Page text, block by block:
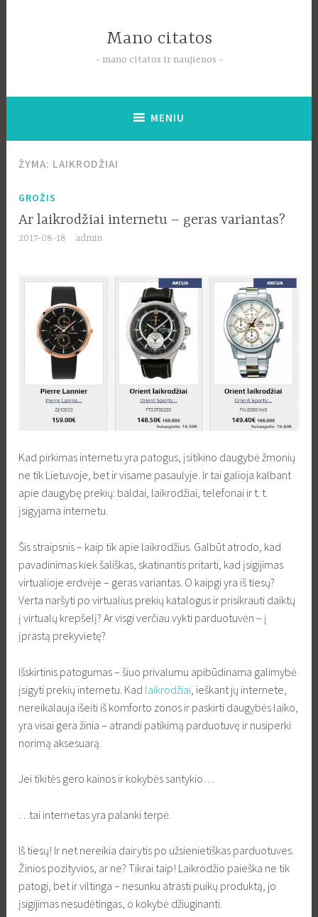
Mano citatos
mano citatos ir naujienos
MENIU
ŽYMA: LAIKRODŽIAI
GROŽIS
Ar laikrodžiai internetu – geras variantas?
2017-08-18 admin
Kad pirkimas internetu yra patogus, įsitikino daugybė žmonių
ne tik Lietuvoje, bet ir visame pasaulyje. Ir tai galioja kalbant
apie daugybę prekių: baldai, laikrodžiai, telefonai ir t. t.
įsigyjama internetu.
Šis straipsnis – kaip tik apie laikrodžius. Galbūt atrodo, kad
pavadinimas kiek šališkas, skatinantis pritarti, kad įsigijimas
virtualioje erdvėje – geras variantas. O kaipgi yra iš tiesų?
Verta naršyti po virtualius prekių katalogus ir prisikrauti daiktų
į virtualų krepšelį? Ar visgi verčiau vykti parduotuvėn – į
įprastą prekyvietę?
Išskirtinis patogumas – šiuo privalumu apibūdinama galimybė
įsigyti prekių internetu. Kad laikrodžiai , ieškant jų internete,
nereikalauja išeiti iš komforto zonos ir paskirti daugybės laiko,
yra visai gera žinia – atrandi patikimą parduotuvę ir nusiperki
norimą aksesuarą.
Jei tikitės gero kainos ir kokybės santykio…
…tai internetas yra palanki terpė.
Iš tiesų! Ir net nereikia dairytis po užsienietiškas parduotuves.
Žinios pozityvios, ar ne? Tikrai taip! Laikrodžio paieška ne tik
patogi, bet ir viltinga – nesunku atrasti puikų produktą, jo
įsigijimas nesudėtingas, o kokybė džiuginanti.